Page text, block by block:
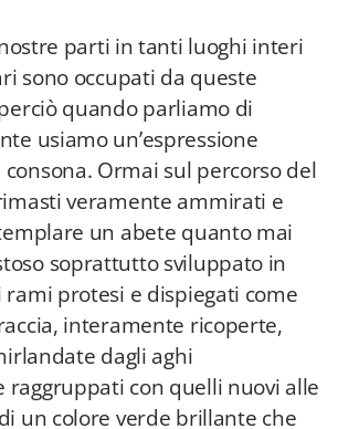
parti in tanti luoghi interi
sono occupati da queste
quando parliamo di
usiamo un’espressione
Ormai sul percorso del
veramente ammirati e
un abete quanto mai
soprattutto sviluppato in
rami protesi e dispiegati come
interamente ricoperte,
dagli aghi
con quelli nuovi alle
un colore verde brillante che